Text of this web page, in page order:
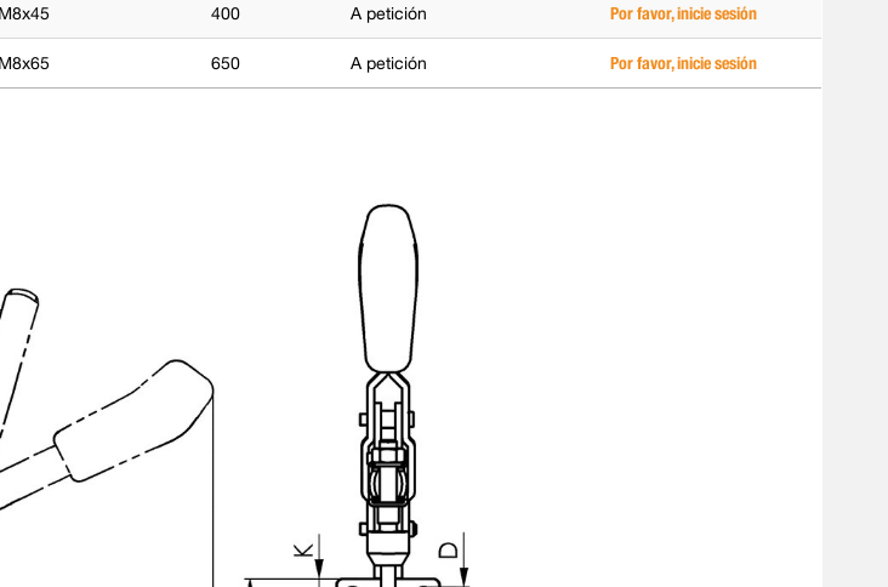
M8x45 400 A petición Por favor, inicie sesión
M8x65 650 A petición Por favor, inicie sesión